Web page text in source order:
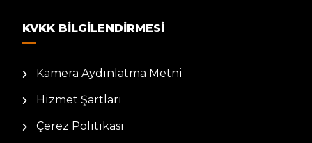
KVKK BILGILENDIRMESI
Kamera Aydınlatma Metni
Hizmet Şartları
Çerez Politikası